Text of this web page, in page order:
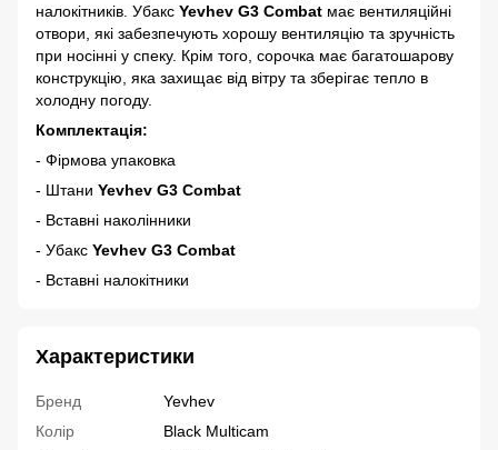
налокітників. Убакс Yevhev G3 Combat має вентиляційні
отвори, які забезпечують хорошу вентиляцію та зручність
при носінні у спеку. Крім того, сорочка має багатошарову
конструкцію, яка захищає від вітру та зберігає тепло в
холодну погоду.
Комплектація:
- Фірмова упаковка
- Штани Yevhev G3 Combat
- Вставні наколінники
- Убакс Yevhev G3 Combat
- Вставні налокітники
Характеристики
Бренд
Yevhev
Колір
Black Multicam